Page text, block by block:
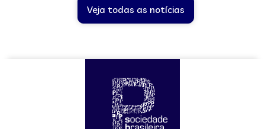
Veja todas as notícias